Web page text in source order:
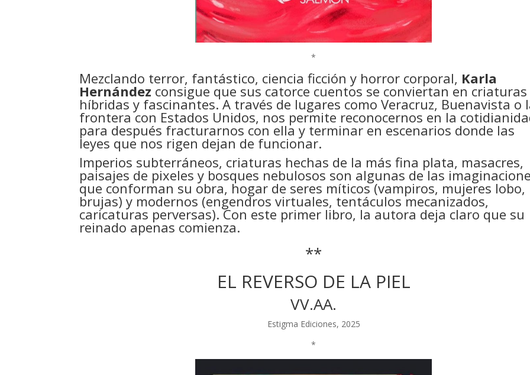
*
Mezclando terror, fantástico, ciencia ficción y horror corporal, Karla
Hernández consigue que sus catorce cuentos se conviertan en criaturas
híbridas y fascinantes. A través de lugares como Veracruz, Buenavista o
frontera con Estados Unidos, nos permite reconocernos en la
para después fracturarnos con ella y terminar en escenarios donde las
leyes que nos rigen dejan de funcionar.
Imperios subterráneos, criaturas hechas de la más fina plata, masacres,
paisajes de pixeles y bosques nebulosos son algunas de las
que conforman su obra, hogar de seres míticos (vampiros, mujeres lobo,
brujas) y modernos (engendros virtuales, tentáculos mecanizados,
caricaturas perversas). Con este primer libro, la autora deja claro que su
reinado apenas comienza.
**
EL REVERSO DE LA PIEL
VV.AA.
Estigma Ediciones, 2025
*